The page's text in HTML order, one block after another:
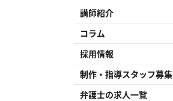
講師紹介
コラム
採用情報
制作・指導スタッフ募集
弁護士の求人一覧